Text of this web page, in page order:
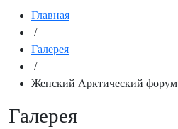
Главная
/
Галерея
/
Женский Арктический форум
Галерея